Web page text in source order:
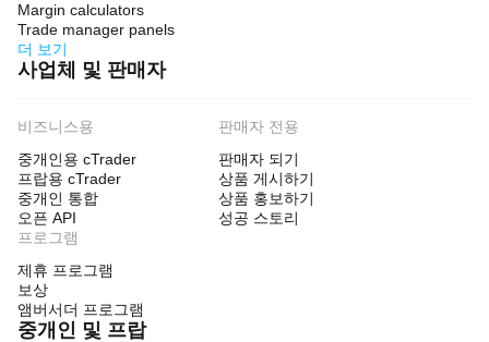
Margin calculators
Trade manager panels
더 보기
사업체 및 판매자
비즈니스용
중개인용 cTrader
프랍용 cTrader
중개인 통합
오픈 API
판매자 전용
판매자 되기
상품 게시하기
상품 홍보하기
성공 스토리
프로그램
제휴 프로그램
보상
앰버서더 프로그램
중개인 및 프랍